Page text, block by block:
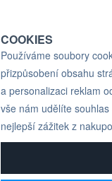
COOKIES
Používáme soubory
přizpůsobení obsahu
a personalizaci reklam
vše nám udělíte
nejlepší zážitek z